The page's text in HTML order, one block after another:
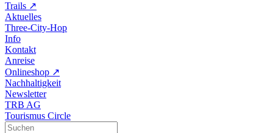
Trails ↗
Aktuelles
Three-City-Hop
Info
Kontakt
Anreise
Onlineshop ↗
Nachhaltigkeit
Newsletter
TRB AG
Tourismus Circle